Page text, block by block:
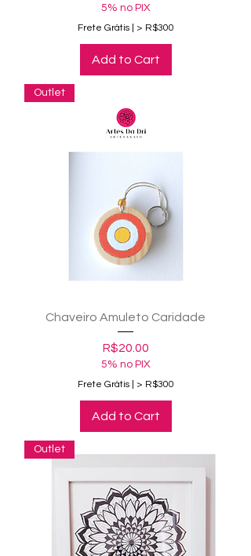
5% no PIX
Frete Grátis | > R$300
Add to Cart
Outlet
Chaveiro Amuleto Caridade
Price
R$20.00
5% no PIX
Frete Grátis | > R$300
Add to Cart
Outlet